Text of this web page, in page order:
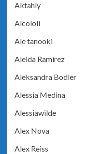
Aktahly
Alcololi
Ale tanooki
Aleida Ramirez
Aleksandra Bodler
Alessia Medina
Alessiawilde
Alex Nova
Alex Reiss